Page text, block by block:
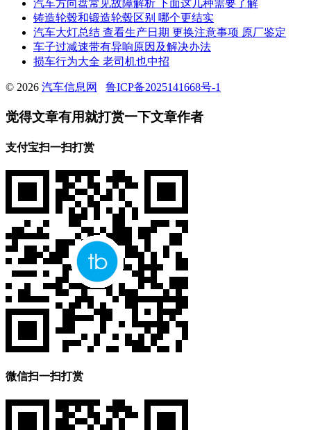
汽车方向盘常见故障解析 下面这几种需要了解
铸造轮毂和锻造轮毂区别 哪个更结实
汽车大灯总结 查看生产日期 更换注意事项 原厂鉴定
车子过减速带有异响原因及解决办法
损车行为大全 老司机也中招
© 2026 汽车信息网 鲁ICP备2025141668号-1
觉得文章有用就打赏一下文章作者
支付宝扫一扫打赏
微信扫一扫打赏